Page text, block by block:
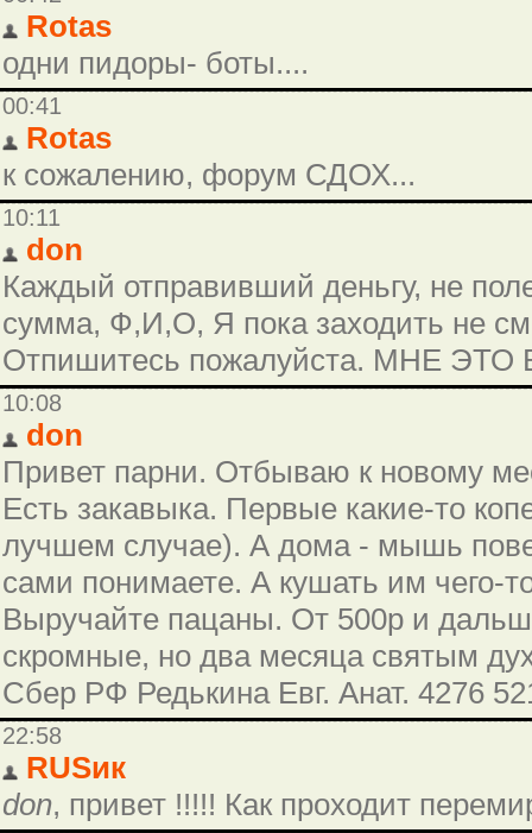
Rotas
одни пидоры- боты....
00:41
Rotas
к сожалению, форум СДОХ...
10:11
don
Каждый отправивший деньгу, не
сумма, Ф,И,О, Я пока заходить не
Отпишитесь пожалуйста. МНЕ
10:08
don
Привет парни. Отбываю к новому
Есть закавыка. Первые какие-то
лучшем случае). А дома - мышь
сами понимаете. А кушать им чего-
Выручайте пацаны. От 500р и
скромные, но два месяца святым
Сбер РФ Редькина Евг. Анат. 4276
22:58
RUSик
don, привет !!!!! Как проходит